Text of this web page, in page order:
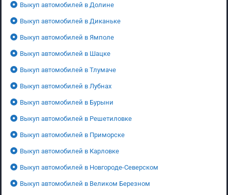
Выкуп автомобилей в Долине
Выкуп автомобилей в Диканьке
Выкуп автомобилей в Ямполе
Выкуп автомобилей в Шацке
Выкуп автомобилей в Тлумаче
Выкуп автомобилей в Лубнах
Выкуп автомобилей в Бурыни
Выкуп автомобилей в Решетиловке
Выкуп автомобилей в Приморске
Выкуп автомобилей в Карловке
Выкуп автомобилей в Новгороде-Северском
Выкуп автомобилей в Великом Березном